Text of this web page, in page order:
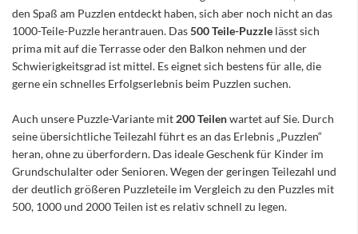
den Spaß am Puzzlen entdeckt haben, sich aber noch nicht an das
1000-Teile-Puzzle herantrauen. Das500 Teile-Puzzle lässt sich
prima mit auf die Terrasse oder den Balkon nehmen und der
Schwierigkeitsgrad ist mittel. Es eignet sich bestens für alle, die
gerne ein schnelles Erfolgserlebnis beim Puzzlen suchen.
Auch unsere Puzzle-Variante mit 200 Teilenwartet auf Sie. Durch
seine übersichtliche Teilezahl führt es an das Erlebnis „Puzzlen“
heran, ohne zu überfordern. Das ideale Geschenk für Kinder im
Grundschulalter oder Senioren. Wegen der geringen Teilezahl und
der deutlich größeren Puzzleteile im Vergleich zu den Puzzles mit
500, 1000 und 2000 Teilen ist es relativ schnell zu legen.